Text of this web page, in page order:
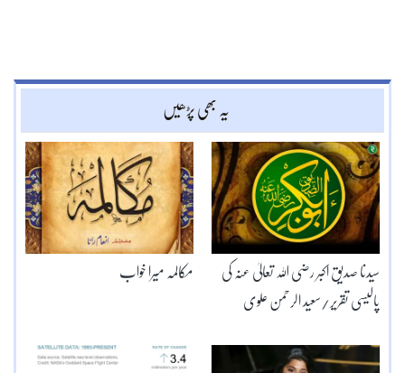
یہ بھی پڑھیں
مکالمہ میرا خواب سیدنا صدیقِ اکبر رضی اللہ تعالیٰ عنہ کی
پالیسی تقریر/سعید الرحمن علوی